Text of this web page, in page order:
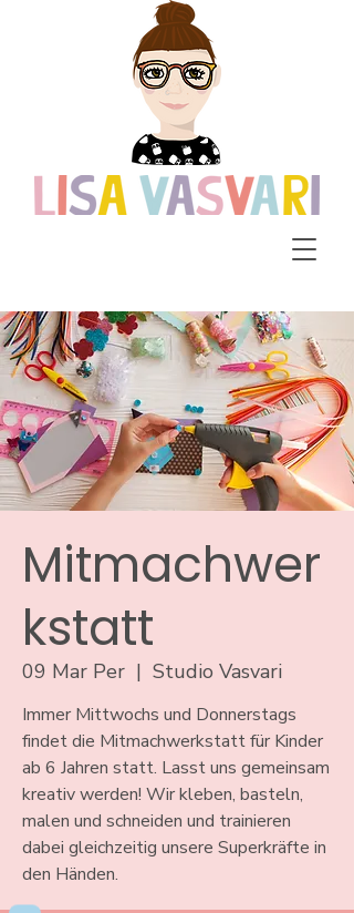
Mitmachwer
kstatt
09 Mar Per
  |
Studio Vasvari
Immer Mittwochs und Donnerstags
findet die Mitmachwerkstatt für Kinder
ab 6 Jahren statt. Lasst uns gemeinsam
kreativ werden! Wir kleben, basteln,
malen und schneiden und trainieren
dabei gleichzeitig unsere Superkräfte in
den Händen.